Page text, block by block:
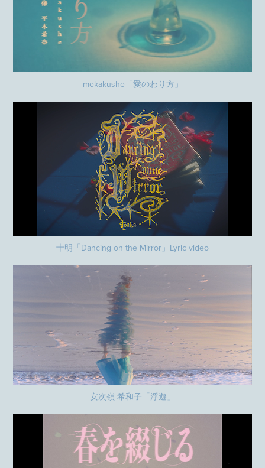
mekakushe「愛のわり方」
十明「Dancing on the Mirror」Lyric video
安次嶺 希和子「浮遊」